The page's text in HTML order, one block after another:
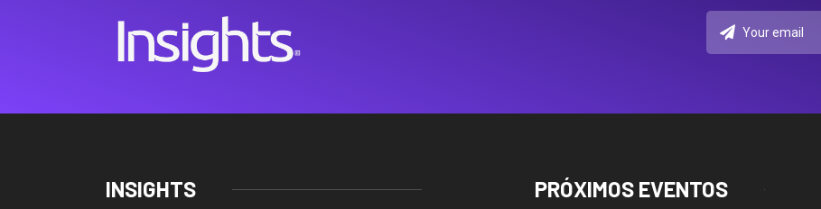
INSIGHTS PRÓXIMOS EVENTOS